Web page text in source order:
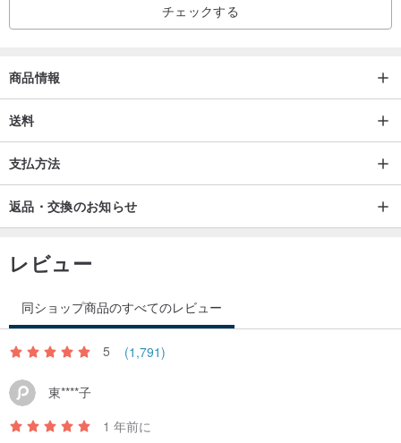
チェックする
商品情報
送料
支払方法
返品・交換のお知らせ
レビュー
同ショップ商品のすべてのレビュー
5 (1,791)
東****子
1 年前に